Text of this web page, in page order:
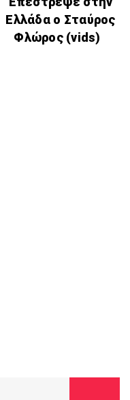
Ελλάδα ο Σταύρος
Φλώρος (vids)